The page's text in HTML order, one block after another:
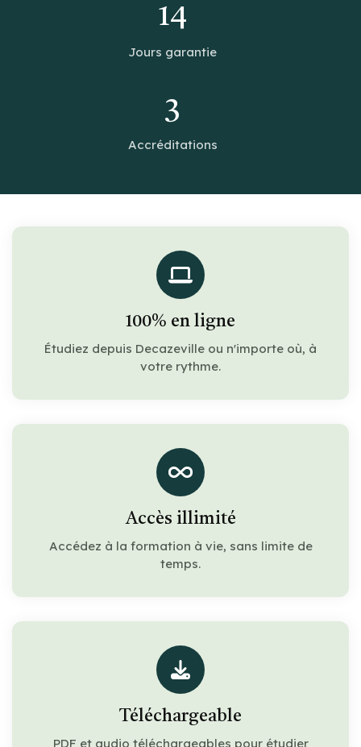
14
Jours garantie
3
Accréditations
100% en ligne
Étudiez depuis Decazeville ou n'importe où, à
votre rythme.
Accès illimité
Accédez à la formation à vie, sans limite de
temps.
Téléchargeable
PDF et audio téléchargeables pour étudier